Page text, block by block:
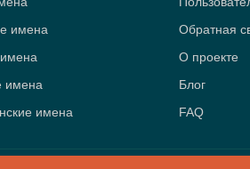
имена
имена
имена
Обратная
О проекте
Блог
FAQ